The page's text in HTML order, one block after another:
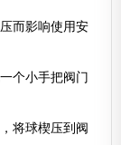
而影响使用安
个小手把阀门
将球楔压到阀